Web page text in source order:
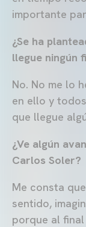
importante
¿Se ha
llegue ningún
No. No me lo
en ello y
que llegue
¿Ve algún
Carlos Soler?
Me consta
sentido,
porque al